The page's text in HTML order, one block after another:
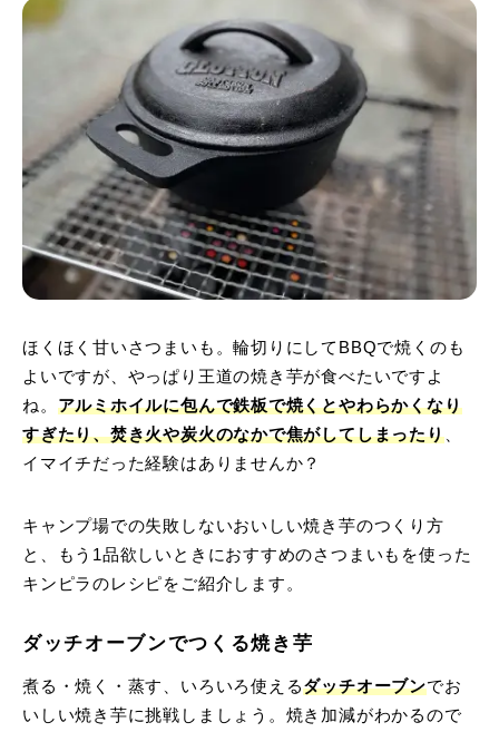
ほくほく甘いさつまいも。輪切りにしてBBQで焼くのも
よいですが、やっぱり王道の焼き芋が食べたいですよ
ね。 アルミホイルに包んで鉄板で焼くとやわらかくなり
すぎたり、焚き火や炭火のなかで焦がしてしまったり、
イマイチだった経験はありませんか？
キャンプ場での失敗しないおいしい焼き芋のつくり方
と、もう1品欲しいときにおすすめのさつまいもを使った
キンピラのレシピをご紹介します。
ダッチオーブンでつくる焼き芋
煮る・焼く・蒸す、いろいろ使えるダッチオーブンでお
いしい焼き芋に挑戦しましょう。焼き加減がわかるので